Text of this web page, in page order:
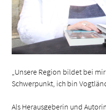
„Unsere Region bildet bei
Schwerpunkt, ich bin
Als Herausgeberin und